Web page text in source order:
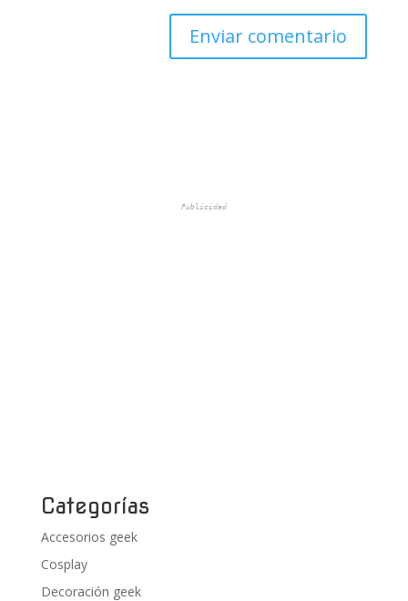
Publicidad
Categorías
Accesorios geek
Cosplay
Decoración geek